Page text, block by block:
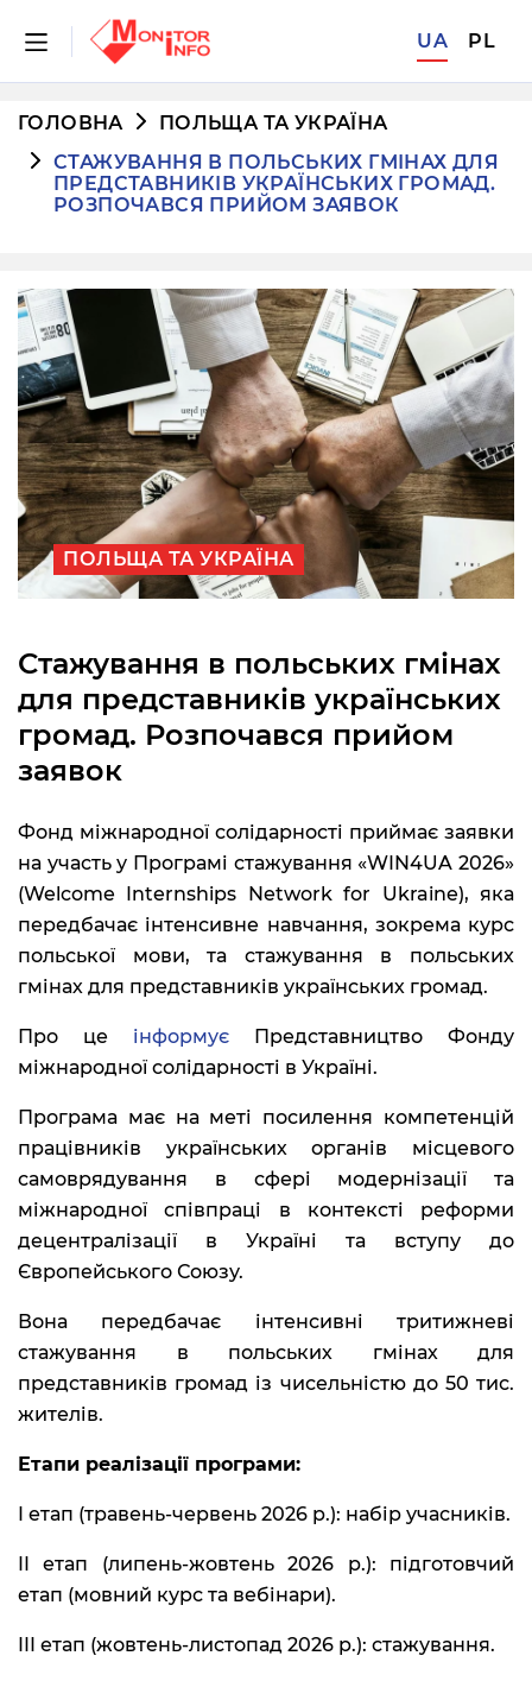
UA PL
ГОЛОВНА
ПОЛЬЩА ТА УКРАЇНА
СТАЖУВАННЯ В ПОЛЬСЬКИХ ГМІНАХ ДЛЯ
ПРЕДСТАВНИКІВ УКРАЇНСЬКИХ ГРОМАД.
РОЗПОЧАВСЯ ПРИЙОМ ЗАЯВОК
ПОЛЬЩА ТА УКРАЇНА
Стажування в польських гмінах
для представників українських
громад. Розпочався прийом
заявок
Фонд міжнародної солідарності приймає заявки
на участь у Програмі стажування «WIN4UA 2026»
(Welcome Internships Network for Ukraine), яка
передбачає інтенсивне навчання, зокрема курс
польської мови, та стажування в польських
гмінах для представників українських громад.
Про це інформує Представництво Фонду
міжнародної солідарності в Україні.
Програма має на меті посилення компетенцій
працівників українських органів місцевого
самоврядування в сфері модернізації та
міжнародної співпраці в контексті реформи
децентралізації в Україні та вступу до
Європейського Союзу.
Вона передбачає інтенсивні тритижневі
стажування в польських гмінах для
представників громад із чисельністю до 50 тис.
жителів.
Етапи реалізації програми:
I етап (травень-червень 2026 р.): набір учасників.
II етап (липень-жовтень 2026 р.): підготовчий
етап (мовний курс та вебінари).
III етап (жовтень-листопад 2026 р.): стажування.